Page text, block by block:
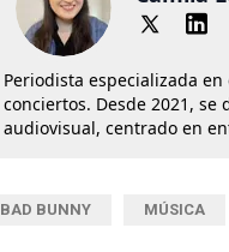
Periodista especializada
conciertos. Desde 2021,
audiovisual, centrado en
BAD BUNNY MÚSICA